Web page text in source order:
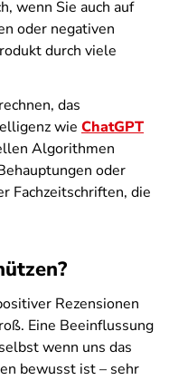
wenn Sie auch auf
oder negativen
durch viele
das
wie ChatGPT
Algorithmen
oder
Fachzeitschriften, die
Rezensionen
Eine Beeinflussung
wenn uns das
bewusst ist – sehr